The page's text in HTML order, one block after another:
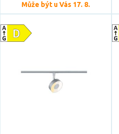
Typ zdroje
LED
Může být u Vás 17. 8.